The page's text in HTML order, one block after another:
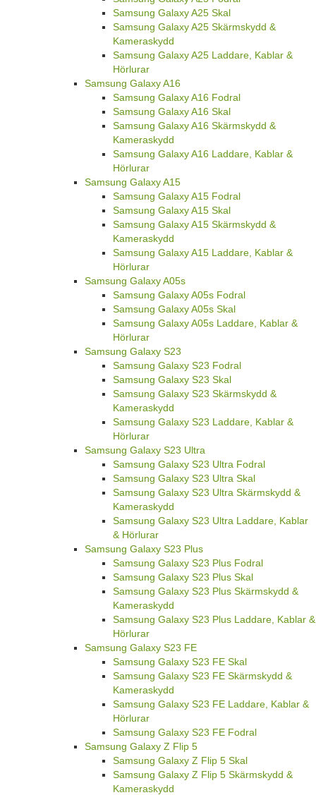
Samsung Galaxy A25 Skal
Samsung Galaxy A25 Skärmskydd &
Kameraskydd
Samsung Galaxy A25 Laddare, Kablar &
Hörlurar
Samsung Galaxy A16
Samsung Galaxy A16 Fodral
Samsung Galaxy A16 Skal
Samsung Galaxy A16 Skärmskydd &
Kameraskydd
Samsung Galaxy A16 Laddare, Kablar &
Hörlurar
Samsung Galaxy A15
Samsung Galaxy A15 Fodral
Samsung Galaxy A15 Skal
Samsung Galaxy A15 Skärmskydd &
Kameraskydd
Samsung Galaxy A15 Laddare, Kablar &
Hörlurar
Samsung Galaxy A05s
Samsung Galaxy A05s Fodral
Samsung Galaxy A05s Skal
Samsung Galaxy A05s Laddare, Kablar &
Hörlurar
Samsung Galaxy S23
Samsung Galaxy S23 Fodral
Samsung Galaxy S23 Skal
Samsung Galaxy S23 Skärmskydd &
Kameraskydd
Samsung Galaxy S23 Laddare, Kablar &
Hörlurar
Samsung Galaxy S23 Ultra
Samsung Galaxy S23 Ultra Fodral
Samsung Galaxy S23 Ultra Skal
Samsung Galaxy S23 Ultra Skärmskydd &
Kameraskydd
Samsung Galaxy S23 Ultra Laddare, Kablar
& Hörlurar
Samsung Galaxy S23 Plus
Samsung Galaxy S23 Plus Fodral
Samsung Galaxy S23 Plus Skal
Samsung Galaxy S23 Plus Skärmskydd &
Kameraskydd
Samsung Galaxy S23 Plus Laddare, Kablar &
Hörlurar
Samsung Galaxy S23 FE
Samsung Galaxy S23 FE Skal
Samsung Galaxy S23 FE Skärmskydd &
Kameraskydd
Samsung Galaxy S23 FE Laddare, Kablar &
Hörlurar
Samsung Galaxy S23 FE Fodral
Samsung Galaxy Z Flip 5
Samsung Galaxy Z Flip 5 Skal
Samsung Galaxy Z Flip 5 Skärmskydd &
Kameraskydd